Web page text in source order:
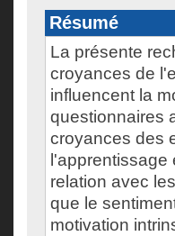
Résumé
La présente
croyances de
influencent la
questionnaires
croyances des
relation avec
que le
motivation